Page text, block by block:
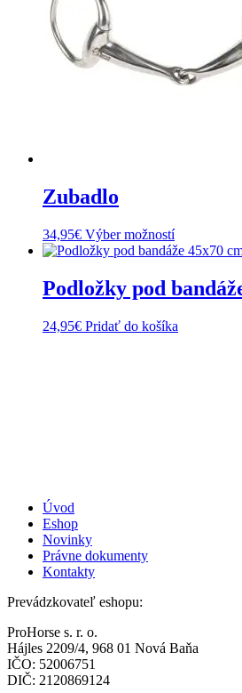
Zubadlo
34,95€ Výber možnostíTento
produkt
viacero
variantov.
si
Podložky pod
24,95€ Pridať do košíka
Úvod
Eshop
Novinky
Právne dokumenty
Kontakty
Prevádzkovateľ eshopu:
ProHorse s. r. o.
Hájles 2209/4, 968 01 Nová Baňa
IČO: 52006751
DIČ: 2120869124